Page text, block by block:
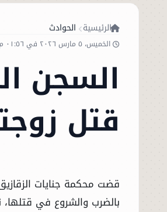
الرئيسية الحوادث
الخميس، ٥ مارس ٢٠٢٦ في ٠١:٥٦ م
قتل
بالضرب والشروع في